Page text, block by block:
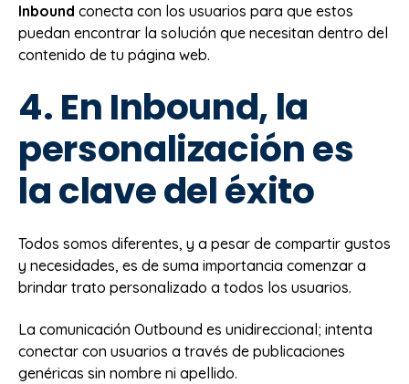
Inbound conecta con los usuarios para que estos
puedan encontrar la solución que necesitan dentro del
contenido de tu página web.
4. En Inbound, la
personalización es
la clave del éxito
Todos somos diferentes, y a pesar de compartir gustos
y necesidades, es de suma importancia comenzar a
brindar trato personalizado a todos los usuarios.
La comunicación Outbound es unidireccional; intenta
conectar con usuarios a través de publicaciones
genéricas sin nombre ni apellido.